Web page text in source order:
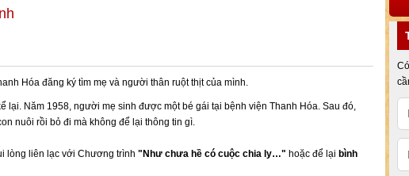
Hóa đăng ký tìm mẹ và người thân ruột thịt của mình.
lại. Năm 1958, người mẹ sinh được một bé gái tại bệnh viện Thanh Hóa. Sau đó,
nuôi rồi bỏ đi mà không để lại thông tin gì.
lòng liên lạc với Chương trình "Như chưa hề có cuộc chia ly…" hoặc để lại bình